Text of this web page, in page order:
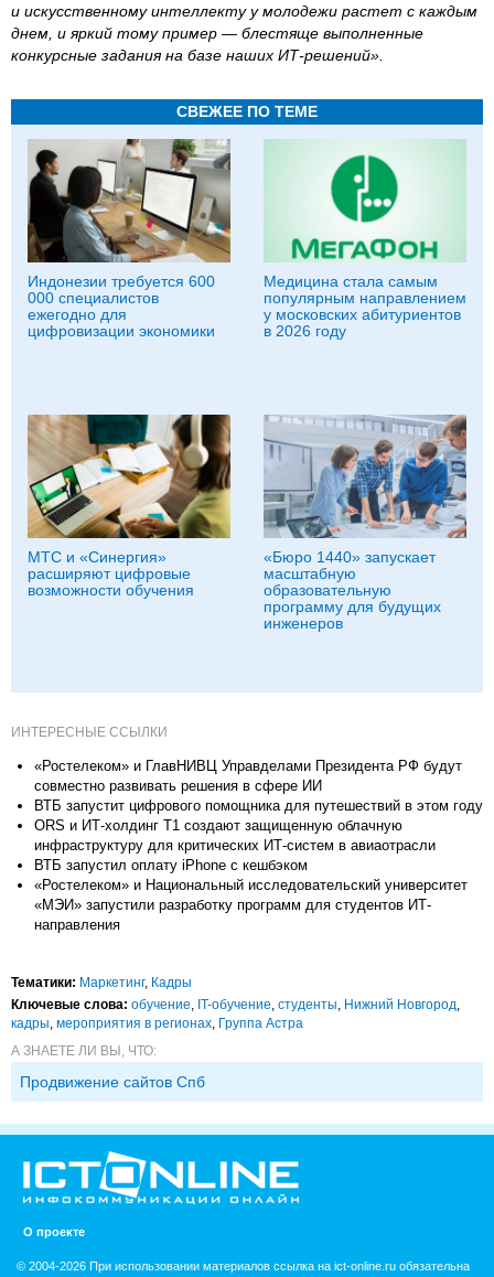
и искусственному интеллекту у молодежи растет с каждым
днем, и яркий тому пример — блестяще выполненные
конкурсные задания на базе наших ИТ-решений».
СВЕЖЕЕ ПО ТЕМЕ
Индонезии требуется 600
000 специалистов
ежегодно для
цифровизации экономики
Медицина стала самым
популярным направлением
у московских абитуриентов
в 2026 году
МТС и «Синергия»
расширяют цифровые
возможности обучения
«Бюро 1440» запускает
масштабную
образовательную
программу для будущих
инженеров
ИНТЕРЕСНЫЕ ССЫЛКИ
«Ростелеком» и ГлавНИВЦ Управделами Президента РФ будут
совместно развивать решения в сфере ИИ
ВТБ запустит цифрового помощника для путешествий в этом году
ORS и ИТ-холдинг T1 создают защищенную облачную
инфраструктуру для критических ИТ-систем в авиаотрасли
ВТБ запустил оплату iPhone с кешбэком
«Ростелеком» и Национальный исследовательский университет
«МЭИ» запустили разработку программ для студентов ИТ-
направления
Тематики: Маркетинг, Кадры
Ключевые слова: обучение, IT-обучение, студенты, Нижний Новгород,
кадры, мероприятия в регионах, Группа Астра
А ЗНАЕТЕ ЛИ ВЫ, ЧТО:
Продвижение сайтов Спб
О проекте
© 2004-2026 При использовании материалов ссылка на ict-online.ru обязательна